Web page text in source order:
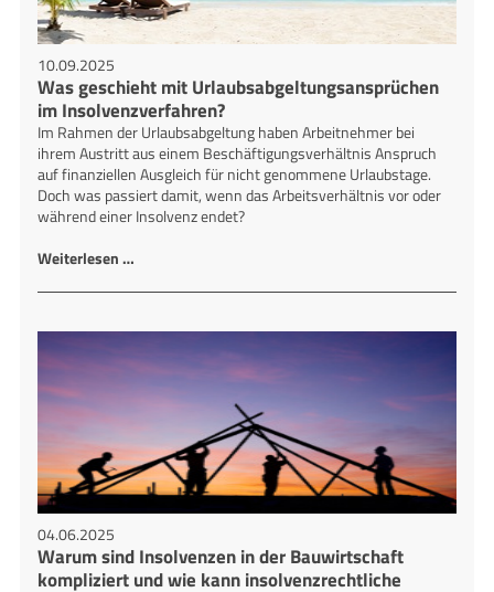
10.09.2025
Was geschieht mit Urlaubsabgeltungsansprüchen
im Insolvenzverfahren?
Im Rahmen der Urlaubsabgeltung haben Arbeitnehmer bei
ihrem Austritt aus einem Beschäftigungsverhältnis Anspruch
auf finanziellen Ausgleich für nicht genommene Urlaubstage.
Doch was passiert damit, wenn das Arbeitsverhältnis vor oder
während einer Insolvenz endet?
Weiterlesen …
04.06.2025
Warum sind Insolvenzen in der Bauwirtschaft
kompliziert und wie kann insolvenzrechtliche